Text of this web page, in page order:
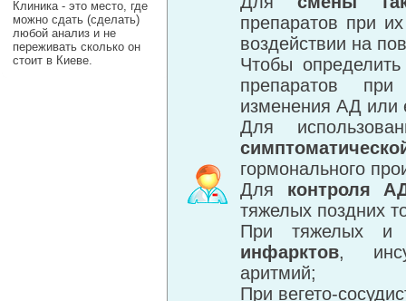
Клиника - это место, где
можно сдать (сделать)
любой анализ и не
переживать сколько он
стоит в Киеве.
препаратов при
воздействии на
Чтобы
препаратов
изменения АД или
Для
гормонального
Для контроля
тяжелых поздних
При тяжелых и
инфарктов,
аритмий;
При вегето-